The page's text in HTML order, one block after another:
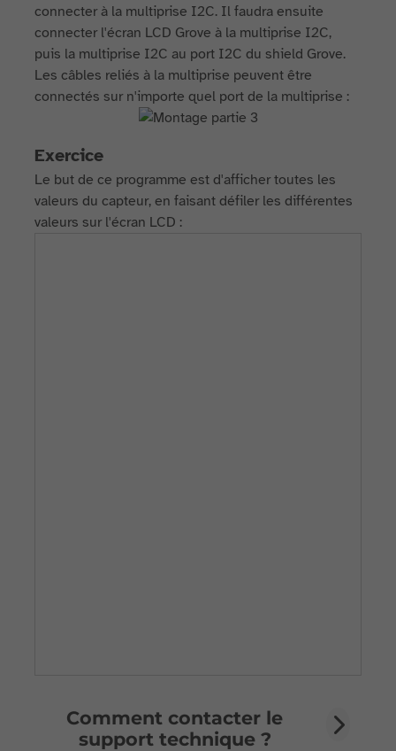
connecter à la multiprise I2C. Il faudra ensuite
connecter l'écran LCD Grove à la multiprise I2C,
puis la multiprise I2C au port I2C du shield Grove.
Les câbles reliés à la multiprise peuvent être
connectés sur n'importe quel port de la multiprise :
Exercice
Le but de ce programme est d'afficher toutes les
valeurs du capteur, en faisant défiler les différentes
valeurs sur l'écran LCD :
Comment contacter le
support technique ?